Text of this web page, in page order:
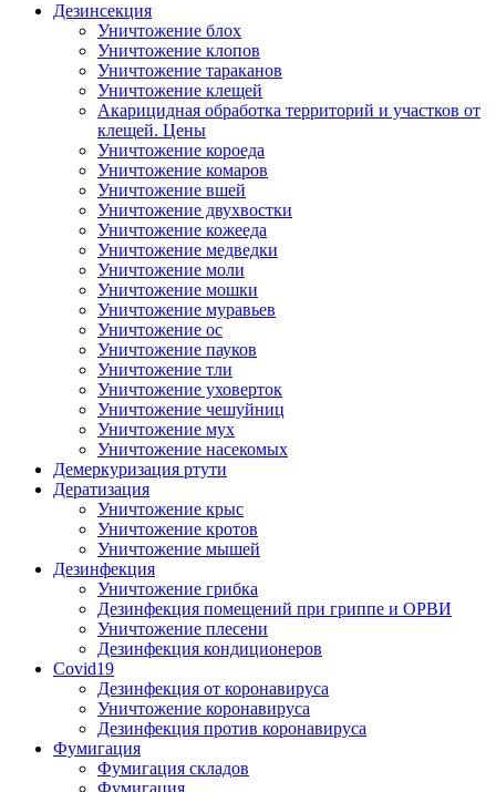
Дезинсекция
Уничтожение блох
Уничтожение клопов
Уничтожение тараканов
Уничтожение клещей
Акарицидная обработка территорий и участков от
клещей. Цены
Уничтожение короеда
Уничтожение комаров
Уничтожение вшей
Уничтожение двухвостки
Уничтожение кожееда
Уничтожение медведки
Уничтожение моли
Уничтожение мошки
Уничтожение муравьев
Уничтожение ос
Уничтожение пауков
Уничтожение тли
Уничтожение уховерток
Уничтожение чешуйниц
Уничтожение мух
Уничтожение насекомых
Демеркуризация ртути
Дератизация
Уничтожение крыс
Уничтожение кротов
Уничтожение мышей
Дезинфекция
Уничтожение грибка
Дезинфекция помещений при гриппе и ОРВИ
Уничтожение плесени
Дезинфекция кондиционеров
Covid19
Дезинфекция от коронавируса
Уничтожение коронавируса
Дезинфекция против коронавируса
Фумигация
Фумигация складов
Фумигация